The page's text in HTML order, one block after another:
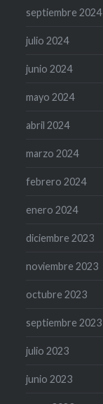
septiembre 2024
julio 2024
junio 2024
mayo 2024
abril 2024
marzo 2024
febrero 2024
enero 2024
diciembre 2023
noviembre 2023
octubre 2023
septiembre 2023
julio 2023
junio 2023